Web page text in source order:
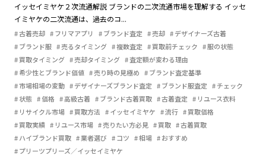
イッセイミヤケ２次流通解説 ブランドの二次流通市場を理解する イッセ
イミヤケの二次流通は、過去のコ...
古着売却 フリマアプリ ブランド査定 売却
デザイナーズ古着
ブランド服
売るタイミング 複数査定 買取前チェック
服の状態
買取タイミング
売却タイミング
査定額が変わる理由
希少性とブランド価値
売り時の見極め
ブランド査定基準
市場相場の変動
デザイナーズブランド査定 ブランド服査定
チェック
状態
価格 高級古着 ブランド古着買取 古着査定
リユース衣料
リサイクル市場
買取方法 イッセイミヤケ 流行
買取価格
買取実績
リユース市場 売りたい方必見 買取
古着買取
ハイブランド買取
業者選び コツ 相場
おすすめ
プリーツプリーズ／イッセイミヤケ